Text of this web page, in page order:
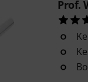
Prof.